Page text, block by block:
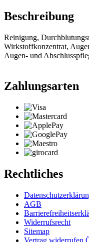
Beschreibung
Reinigung,
Wirkstoffkonzentrat,
Augen- und
Zahlungsarten
Rechtliches
AGB
Widerrufsrecht
Sitemap
Vertrag widerrufen